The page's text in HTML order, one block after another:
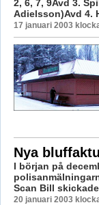
2, 6, 7, 9Avd 3.
Adielsson)Avd 4.
17 januari 2003
Nya
I början på
Scan Bill
20 januari 2003